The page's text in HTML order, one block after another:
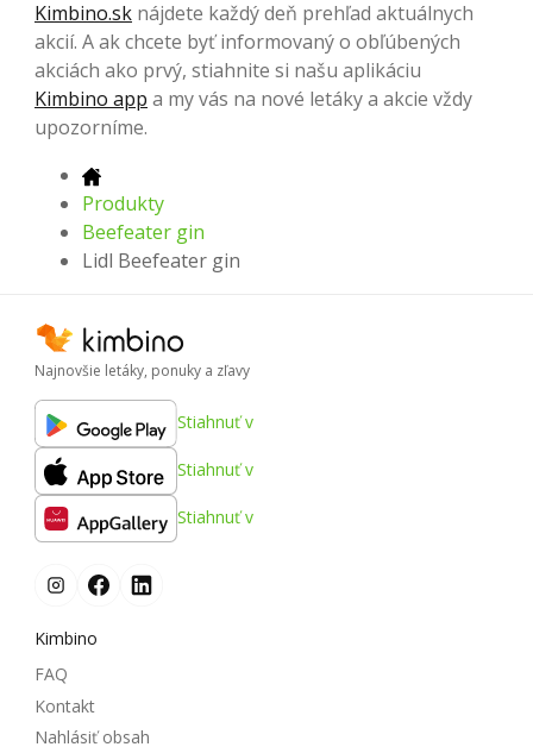
Kimbino.sk nájdete každý deň prehľad aktuálnych
akcií. A ak chcete byť informovaný o obľúbených
akciách ako prvý, stiahnite si našu aplikáciu
Kimbino app a my vás na nové letáky a akcie vždy
upozorníme.
Produkty
Beefeater gin
Lidl Beefeater gin
Najnovšie letáky, ponuky a zľavy
Stiahnuť v
Stiahnuť v
Stiahnuť v
Kimbino
FAQ
Kontakt
Nahlásiť obsah